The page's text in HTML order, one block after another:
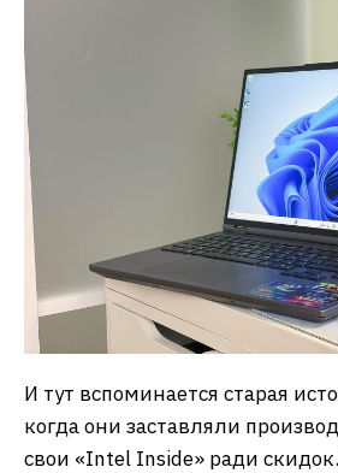
И тут вспоминается старая
когда они заставляли
свои «Intel Inside» ради